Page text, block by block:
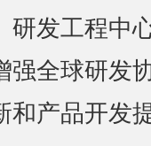
研发工程中
强全球研发
和产品开发